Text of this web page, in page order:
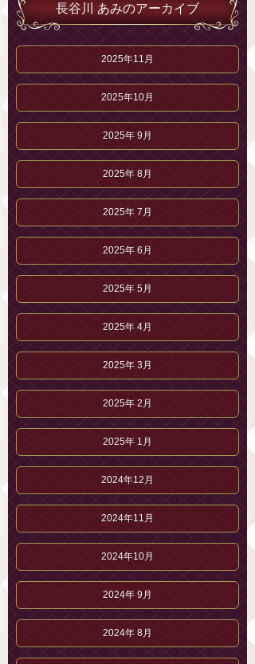
長谷川 あみのアーカイブ
2025年11月
2025年10月
2025年 9月
2025年 8月
2025年 7月
2025年 6月
2025年 5月
2025年 4月
2025年 3月
2025年 2月
2025年 1月
2024年12月
2024年11月
2024年10月
2024年 9月
2024年 8月